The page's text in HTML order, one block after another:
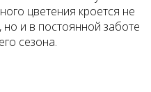
цветения кроется не
и в постоянной заботе
сезона.